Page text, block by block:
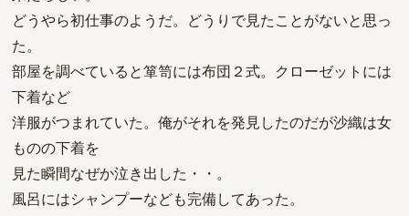
どうやら初仕事のようだ。どうりで見たことがないと思っ
た。
部屋を調べていると箪笥には布団２式。クローゼットには
下着など
洋服がつまれていた。俺がそれを発見したのだが沙織は女
ものの下着を
見た瞬間なぜか泣き出した・・。
風呂にはシャンプーなども完備してあった。